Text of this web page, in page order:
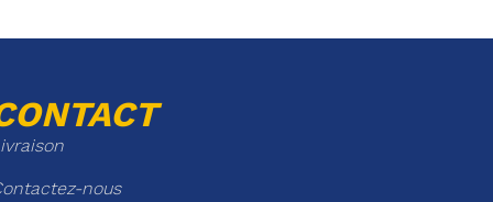
nous